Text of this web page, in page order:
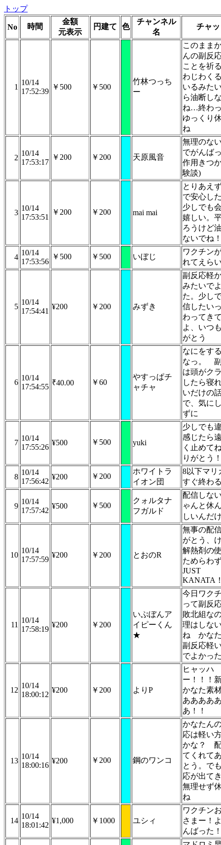
トップ
No 時間
金額
元表示
円建て 色
チャンネル
名
チャ
1
10/14
17:52:39
￥500 ￥500
竹林つっち
ー
このまま
んの副反
ことを祈
わじわく
いるみた
ら油断し
ね…終わ
ゆっくり
ね
2
10/14
17:53:17
￥200 ￥200 天原風音
無理のな
でがんば
作用きつ
験談)
3
10/14
17:53:51
￥200 ￥200 mai mai
とりあえ
で安心し
少しでも
嬉しい。
ろうけど
ないでね
4
10/14
17:53:56
￥500 ￥500 いぼじ
ワクチン
れてえら
5
10/14
17:54:41
¥200 ￥200 みずき
副反応軽
みたいで
た。少し
信したい
わってき
よ、いつ
がとう
6
10/14
17:54:55 ₹40.00 ￥60
やすっぱチ
ャチャ
なにをす
なっ。
は頭がク
したら寝
いだけの
で、気に
ずに
7
10/14
17:55:26
¥500 ￥500 yuki
少しでも
感じたら
く止めて
りがとう
8
10/14
17:56:42
¥200 ￥200
ホワイトラ
イオン団
8以下マリ
すぐ終わ
9
10/14
17:57:42
¥500 ￥500
クォルタナ
フガルド
配信しな
ゃんと休
しいんだ
10
10/14
17:57:59
¥200 ￥200 とおのR
無事の配
がとう、
解熱剤の
ためらわ
JUST
KANATA
11
10/14
17:58:19
¥200 ￥200
いぷぼんア
イピーくん
★
今日ワク
って副反
敗北組な
理はしな
ね かな
副反応軽
でよかっ
12
10/14
18:00:12
¥200 ￥200 よりP
ヒャッハ
ー！！！
かなた素
ああああ
あ！！
13
10/14
18:00:16
¥200 ￥200 鋼のワンコ
かなたん
応は軽い
かな？
てくれて
とう。で
応が出て
無理せず
ね
14
10/14
18:01:42
¥1,000 ￥1000 ユシィ
ワクチン
さまー！
んばった